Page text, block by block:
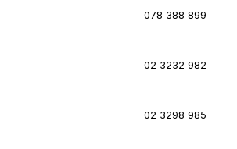
078 388 899
02 3232 982
02 3298 985